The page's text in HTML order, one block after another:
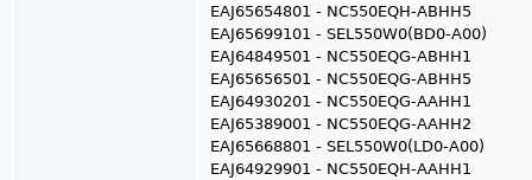
EAJ65654801 - NC550EQH-ABHH5
EAJ65699101 - SEL550W0(BD0-A00)
EAJ64849501 - NC550EQG-ABHH1
EAJ65656501 - NC550EQG-ABHH5
EAJ64930201 - NC550EQG-AAHH1
EAJ65389001 - NC550EQG-AAHH2
EAJ65668801 - SEL550W0(LD0-A00)
EAJ64929901 - NC550EQH-AAHH1